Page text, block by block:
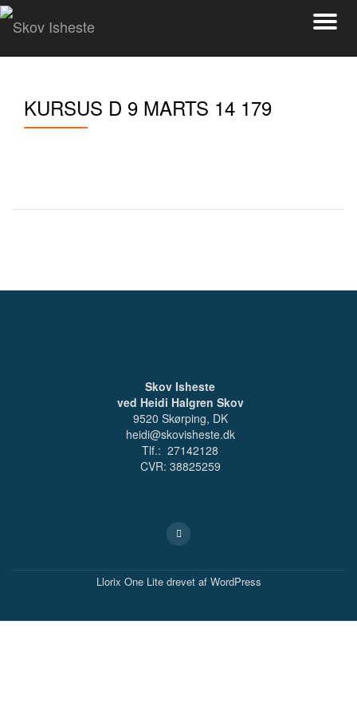
til
KURSUS D 9 MARTS 14 179
Skov Isheste
ved Heidi Halgren Skov
9520 Skørping, DK
heidi@skovisheste.dk
Tlf.: 27142128
CVR: 38825259
menu
fa-
facebook-
Llorix One Lite drevet af WordPress